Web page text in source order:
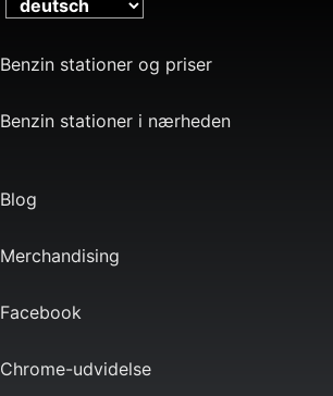
Benzin stationer og priser
Benzin stationer i nærheden
Blog
Merchandising
Facebook
Chrome-udvidelse